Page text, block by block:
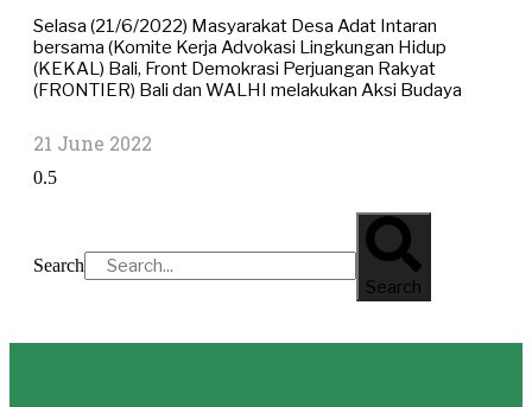
Selasa (21/6/2022) Masyarakat Desa Adat Intaran
bersama (Komite Kerja Advokasi Lingkungan Hidup
(KEKAL) Bali, Front Demokrasi Perjuangan Rakyat
(FRONTIER) Bali dan WALHI melakukan Aksi Budaya
21 June 2022
Search
Search